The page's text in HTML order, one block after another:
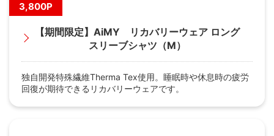
3,800P
【期間限定】AiMY リカバリーウェア ロング
スリーブシャツ（M）
独自開発特殊繊維Therma Tex使用。睡眠時や休息時の疲労
回復が期待できるリカバリーウェアです。